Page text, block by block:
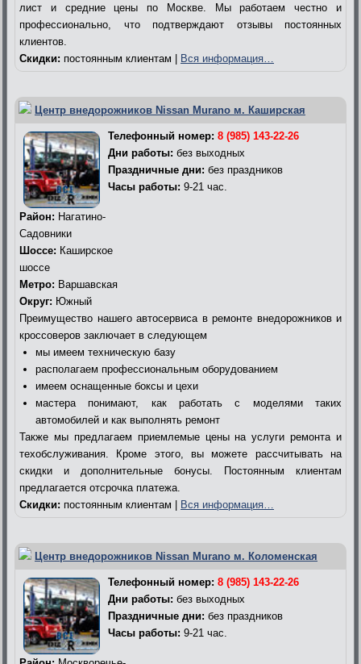
лист и средние цены по Москве. Мы работаем честно и
профессионально, что подтверждают отзывы постоянных
клиентов.
Скидки: постоянным клиентам | Вся информация…
Центр внедорожников Nissan Murano м. Каширская
Телефонный номер: 8 (985) 143-22-26
Дни работы: без выходных
Праздничные дни: без праздников
Часы работы: 9-21 час.
Район: Нагатино-
Садовники
Шоссе: Каширское
шоссе
Метро: Варшавская
Округ: Южный
Преимущество нашего автосервиса в ремонте внедорожников и
кроссоверов заключает в следующем
мы имеем техническую базу
располагаем профессиональным оборудованием
имеем оснащенные боксы и цехи
мастера понимают, как работать с моделями таких
автомобилей и как выполнять ремонт
Также мы предлагаем приемлемые цены на услуги ремонта и
техобслуживания. Кроме этого, вы можете рассчитывать на
скидки и дополнительные бонусы. Постоянным клиентам
предлагается отсрочка платежа.
Скидки: постоянным клиентам | Вся информация…
Центр внедорожников Nissan Murano м. Коломенская
Телефонный номер: 8 (985) 143-22-26
Дни работы: без выходных
Праздничные дни: без праздников
Часы работы: 9-21 час.